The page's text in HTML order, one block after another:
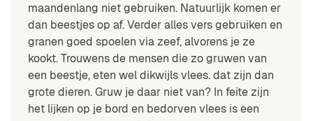
maandenlang niet gebruiken. Natuurlijk komen er
dan beestjes op af. Verder alles vers gebruiken en
granen goed spoelen via zeef, alvorens je ze
kookt. Trouwens de mensen die zo gruwen van
een beestje, eten wel dikwijls vlees. dat zijn dan
grote dieren. Gruw je daar niet van? In feite zijn
het lijken op je bord en bedorven vlees is een